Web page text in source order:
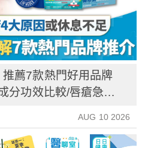
薦7款熱門好用品牌
分功效比較/唇瘡急救
AUG 10 2026